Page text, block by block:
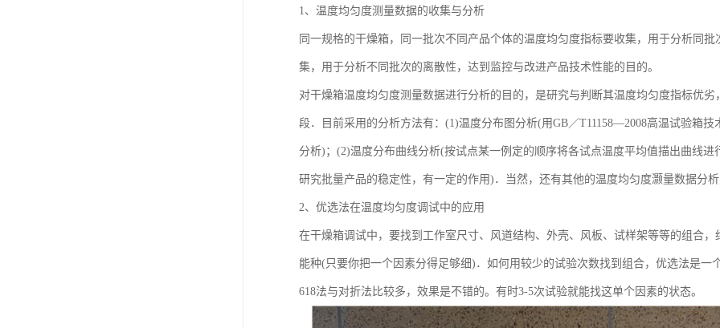
1、温度均匀度测量数据的收集与分析
同一规格的干燥箱，同一批次不同产品个体的温度均匀度指标要收集，用于分析同
集，用于分析不同批次的离散性，达到监控与改进产品技术性能的目的。
对干燥箱温度均匀度测量数据进行分析的目的，是研究与判断其温度均匀度指标优
段．目前采用的分析方法有：(1)温度分布图分析(用GB／T11158—2008高温试验箱
分析)；(2)温度分布曲线分析(按试点某一例定的顺序将各试点温度平均值描出曲线
研究批量产品的稳定性，有一定的作用)．当然，还有其他的温度均匀度灏量数据分
2、优选法在温度均匀度调试中的应用
在干燥箱调试中，要找到工作室尺寸、风道结构、外壳、风板、试样架等等的组合
能种(只要你把一个因素分得足够细)．如何用较少的试验次数找到组合，优选法是一
618法与对折法比较多，效果是不错的。有时3-5次试验就能找这单个因素的状态。